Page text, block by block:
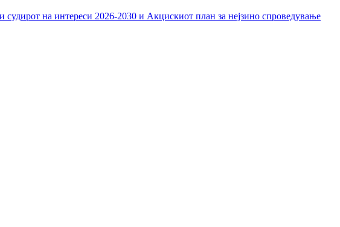
судирот на интереси 2026-2030 и Акцискиот план за нејзино спроведување